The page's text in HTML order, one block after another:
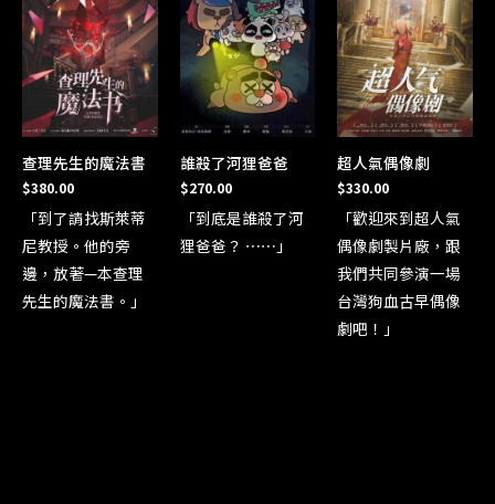
查理先生的魔法書
$380.00
「到了請找斯萊蒂
尼教授。他的旁
邊，放著—本查理
先生的魔法書。」
誰殺了河狸爸爸
$270.00
「到底是誰殺了河
狸爸爸？ ⋯⋯」
超人氣偶像劇
$330.00
「歡迎來到超人氣
偶像劇製片廠，跟
我們共同參演一場
台灣狗血古早偶像
劇吧！」